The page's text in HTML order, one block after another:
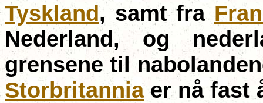
Tyskland, samt fra
Nederland, og
grensene til
Storbritanniaer nå fast